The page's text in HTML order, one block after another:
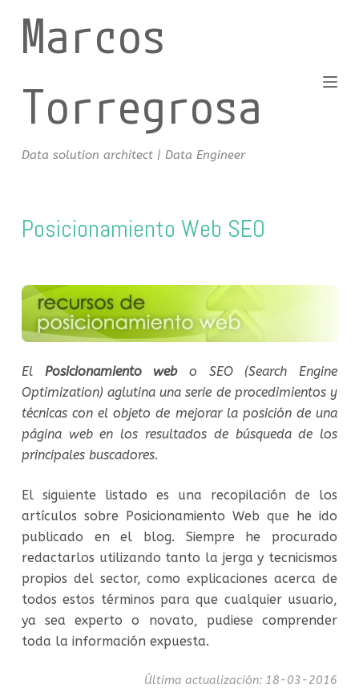
n
d
Marcos
Torregrosa
Data solution architect | Data Engineer
Posicionamiento Web SEO
El Posicionamiento webo SEO (Search Engine
Optimization) aglutina una serie de procedimientos y
técnicas con el objeto de mejorar la posición de una
página web en los resultados de búsqueda de los
principales buscadores.
El siguiente listado es una recopilación de los
artículos sobre Posicionamiento Web que he ido
publicado en el blog. Siempre he procurado
redactarlos utilizando tanto la jerga y tecnicismos
propios del sector, como explicaciones acerca de
todos estos términos para que cualquier usuario,
ya sea experto o novato, pudiese comprender
toda la información expuesta.
Última actualización: 18-03-2016